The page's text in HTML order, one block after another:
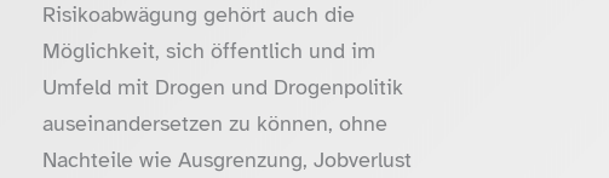
Risikoabwägung gehört auch die
Möglichkeit, sich öffentlich und im
Umfeld mit Drogen und Drogenpolitik
auseinandersetzen zu können, ohne
Nachteile wie Ausgrenzung, Jobverlust